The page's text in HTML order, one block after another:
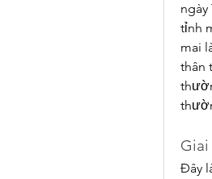
tỉnh
mai
thân
Giai
Đây